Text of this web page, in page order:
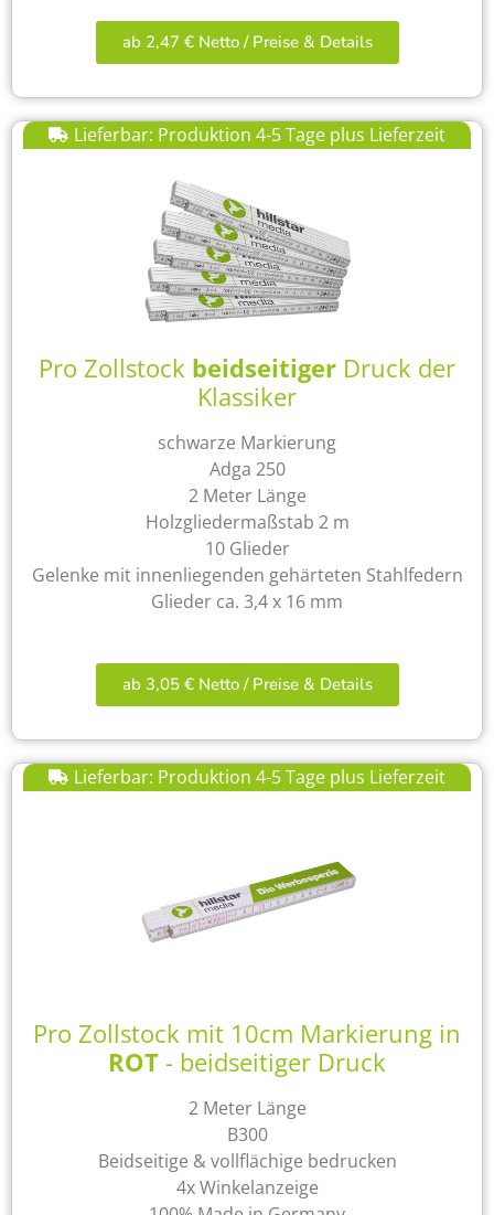
ab 2,47 € Netto / Preise & Details
Lieferbar: Produktion 4-5 Tage plus Lieferzeit
Pro Zollstock beidseitiger Druck der
Klassiker
schwarze Markierung
Adga 250
2 Meter Länge
Holzgliedermaßstab 2 m
10 Glieder
Gelenke mit innenliegenden gehärteten Stahlfedern
Glieder ca. 3,4 x 16 mm
ab 3,05 € Netto / Preise & Details
Lieferbar: Produktion 4-5 Tage plus Lieferzeit
Pro Zollstock mit 10cm Markierung in
ROT- beidseitiger Druck
2 Meter Länge
B300
Beidseitige & vollflächige bedrucken
4x Winkelanzeige